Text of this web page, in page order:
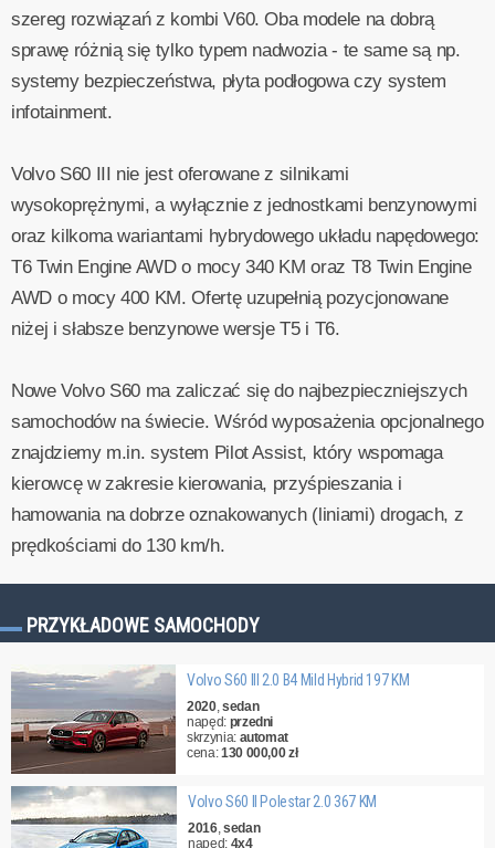
szereg rozwiązań z kombi V60. Oba modele na dobrą
sprawę różnią się tylko typem nadwozia - te same są np.
systemy bezpieczeństwa, płyta podłogowa czy system
infotainment.
Volvo S60 III nie jest oferowane z silnikami
wysokoprężnymi, a wyłącznie z jednostkami benzynowymi
oraz kilkoma wariantami hybrydowego układu napędowego:
T6 Twin Engine AWD o mocy 340 KM oraz T8 Twin Engine
AWD o mocy 400 KM. Ofertę uzupełnią pozycjonowane
niżej i słabsze benzynowe wersje T5 i T6.
Nowe Volvo S60 ma zaliczać się do najbezpieczniejszych
samochodów na świecie. Wśród wyposażenia opcjonalnego
znajdziemy m.in. system Pilot Assist, który wspomaga
kierowcę w zakresie kierowania, przyśpieszania i
hamowania na dobrze oznakowanych (liniami) drogach, z
prędkościami do 130 km/h.
PRZYKŁADOWE SAMOCHODY
Volvo S60 III 2.0 B4 Mild Hybrid 197 KM
2020,sedan
napęd: przedni
skrzynia: automat
cena:130 000,00 zł
Volvo S60 II Polestar 2.0 367 KM
2016,sedan
napęd: 4x4